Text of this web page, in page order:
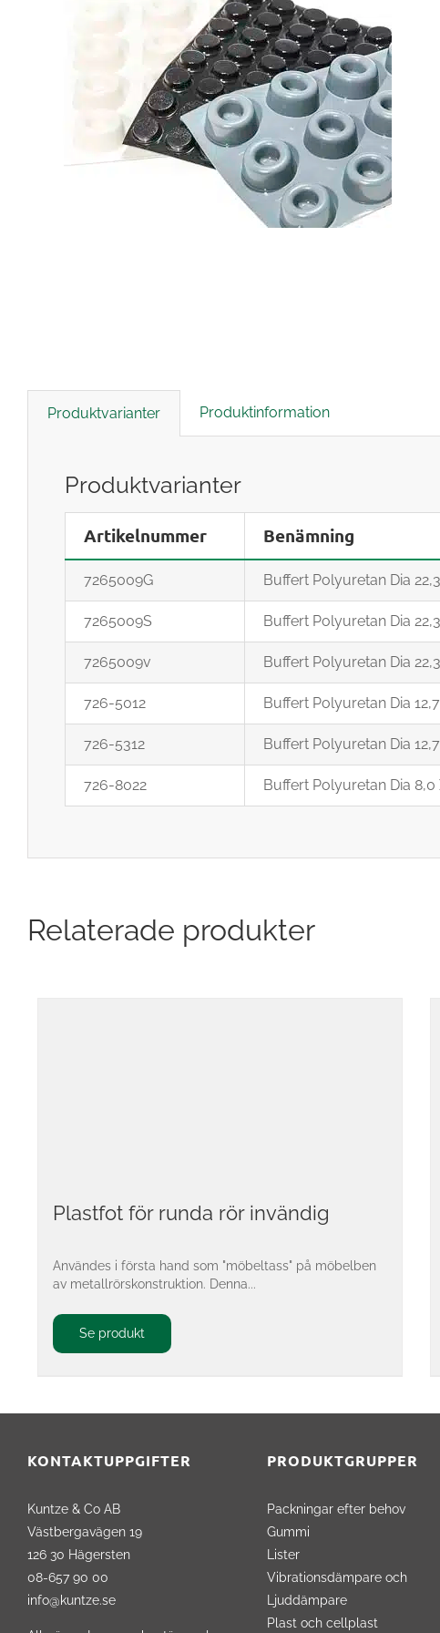
Produktvarianter Produktinformation
Produktvarianter
Artikelnummer Benämning
7265009G Buffert Polyuretan Dia
7265009S Buffert Polyuretan Dia
7265009v Buffert Polyuretan Dia
726-5012 Buffert Polyuretan Dia
726-5312 Buffert Polyuretan Dia
726-8022 Buffert Polyuretan Dia
Relaterade produkter
Plastfot för runda rör invändig
Användes i första hand som "möbeltass" på möbelben
av metallrörskonstruktion. Denna...
Se produkt
KONTAKTUPPGIFTER
Kuntze & Co AB
Västbergavägen 19
126 30 Hägersten
08-657 90 00
info@kuntze.se
PRODUKTGRUPPER
Packningar efter behov
Gummi
Lister
Vibrationsdämpare och
Ljuddämpare
Plast och cellplast